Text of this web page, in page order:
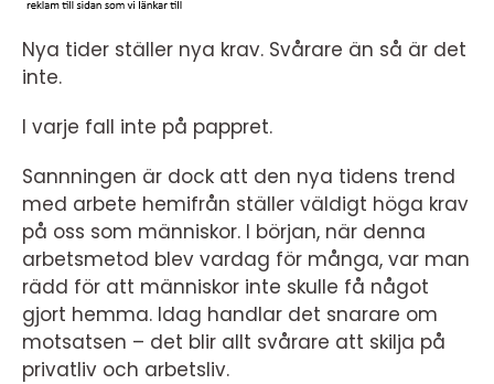
Nya tider ställer nya krav. Svårare än så är det
inte.
I varje fall inte på pappret.
Sannningen är dock att den nya tidens trend
med arbete hemifrån ställer väldigt höga krav
på oss som människor. I början, när denna
arbetsmetod blev vardag för många, var man
rädd för att människor inte skulle få något
gjort hemma. Idag handlar det snarare om
motsatsen – det blir allt svårare att skilja på
privatliv och arbetsliv.